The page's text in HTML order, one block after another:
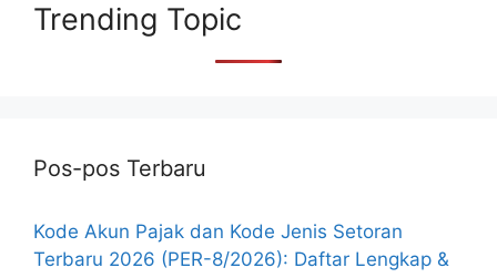
Trending Topic
Pos-pos Terbaru
Kode Akun Pajak dan Kode Jenis Setoran
Terbaru 2026 (PER-8/2026): Daftar Lengkap &